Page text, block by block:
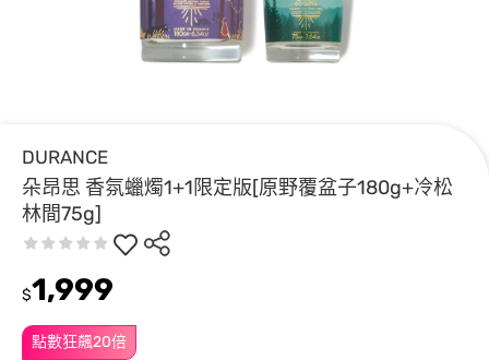
DURANCE
朵昂思 香氛蠟燭1+1限定版[原野覆盆子180g+冷松
林間75g]
點數狂飆20倍
$1,999